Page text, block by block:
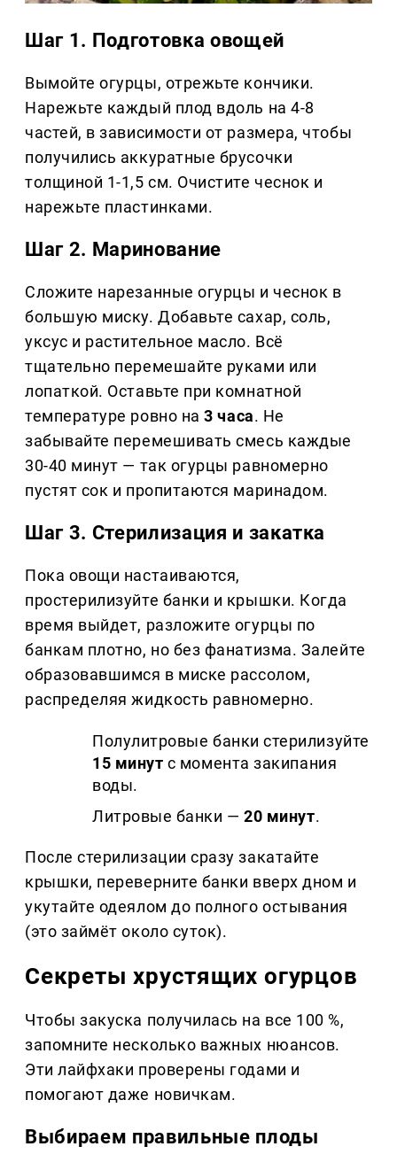
Шаг 1. Подготовка овощей
Вымойте огурцы, отрежьте кончики.
Нарежьте каждый плод вдоль на 4-8
частей, в зависимости от размера, чтобы
получились аккуратные брусочки
толщиной 1-1,5 см. Очистите чеснок и
нарежьте пластинками.
Шаг 2. Маринование
Сложите нарезанные огурцы и чеснок в
большую миску. Добавьте сахар, соль,
уксус и растительное масло. Всё
тщательно перемешайте руками или
лопаткой. Оставьте при комнатной
температуре ровно на3 часа. Не
забывайте перемешивать смесь каждые
30-40 минут — так огурцы равномерно
пустят сок и пропитаются маринадом.
Шаг 3. Стерилизация и закатка
Пока овощи настаиваются,
простерилизуйте банки и крышки. Когда
время выйдет, разложите огурцы по
банкам плотно, но без фанатизма. Залейте
образовавшимся в миске рассолом,
распределяя жидкость равномерно.
Полулитровые банки стерилизуйте
15 минут с момента закипания
воды.
Литровые банки —20 минут.
После стерилизации сразу закатайте
крышки, переверните банки вверх дном и
укутайте одеялом до полного остывания
(это займёт около суток).
Секреты хрустящих огурцов
Чтобы закуска получилась на все 100 %,
запомните несколько важных нюансов.
Эти лайфхаки проверены годами и
помогают даже новичкам.
Выбираем правильные плоды